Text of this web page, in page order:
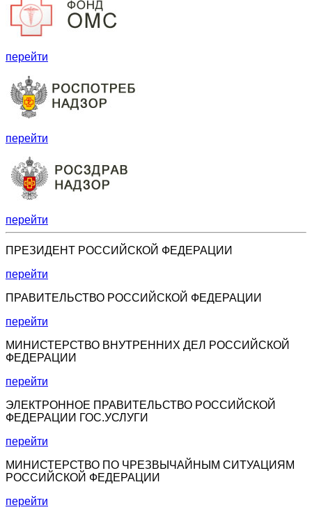
перейти
перейти
перейти
ПРЕЗИДЕНТ РОССИЙСКОЙ ФЕДЕРАЦИИ
перейти
ПРАВИТЕЛЬСТВО РОССИЙСКОЙ ФЕДЕРАЦИИ
перейти
МИНИСТЕРСТВО ВНУТРЕННИХ ДЕЛ РОССИЙСКОЙ
ФЕДЕРАЦИИ
перейти
ЭЛЕКТРОННОЕ ПРАВИТЕЛЬСТВО РОССИЙСКОЙ
ФЕДЕРАЦИИ ГОС.УСЛУГИ
перейти
МИНИСТЕРСТВО ПО ЧРЕЗВЫЧАЙНЫМ СИТУАЦИЯМ
РОССИЙСКОЙ ФЕДЕРАЦИИ
перейти